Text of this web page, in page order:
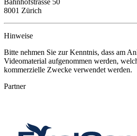
Bahnhofstrasse 50
8001 Zürich
Hinweise
Bitte nehmen Sie zur Kenntnis, dass am
Videomaterial aufgenommen werden,
kommerzielle Zwecke verwendet werden.
Partner